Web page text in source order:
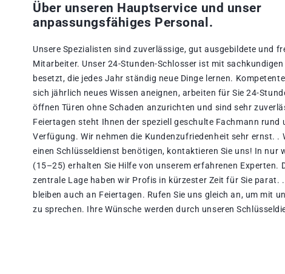
Über unseren Hauptservice und unser
anpassungsfähiges Personal.
Unsere Spezialisten sind zuverlässige, gut ausgebildete und
Mitarbeiter. Unser 24-Stunden-Schlosser ist mit
besetzt, die jedes Jahr ständig neue Dinge lernen.
sich jährlich neues Wissen aneignen, arbeiten für Sie 24-
öffnen Türen ohne Schaden anzurichten und sind sehr
Feiertagen steht Ihnen der speziell geschulte Fachmann rund
Verfügung. Wir nehmen die Kundenzufriedenheit sehr ernst. .
einen Schlüsseldienst benötigen, kontaktieren Sie uns! In nur
(15–25) erhalten Sie Hilfe von unserem erfahrenen Experten.
zentrale Lage haben wir Profis in kürzester Zeit für Sie parat.
bleiben auch an Feiertagen. Rufen Sie uns gleich an, um mit
zu sprechen. Ihre Wünsche werden durch unseren